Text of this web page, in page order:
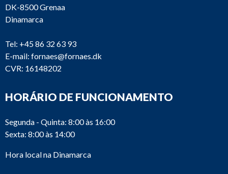
DK-8500 Grenaa
Dinamarca
Tel: +45 86 32 63 93
E-mail: fornaes@fornaes.dk
CVR: 16148202
HORÁRIO DE FUNCIONAMENTO
Segunda - Quinta: 8:00 às 16:00
Sexta: 8:00 às 14:00
Hora local na Dinamarca